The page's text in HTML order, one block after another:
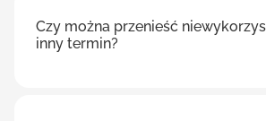
Czy można przenieść
inny termin?